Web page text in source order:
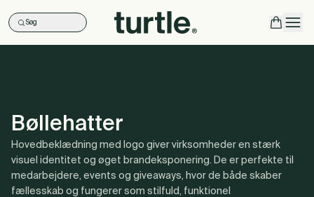
Søg
Bøllehatter
Hovedbeklædning med logo giver virksomheder en stærk
visuel identitet og øget brandeksponering. De er perfekte til
medarbejdere, events og giveaways, hvor de både skaber
fællesskab og fungerer som stilfuld, funktionel